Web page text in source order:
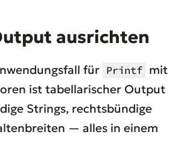
ausrichten
für Printf mit
ist tabellarischer Output
Strings, rechtsbündige
— alles in einem